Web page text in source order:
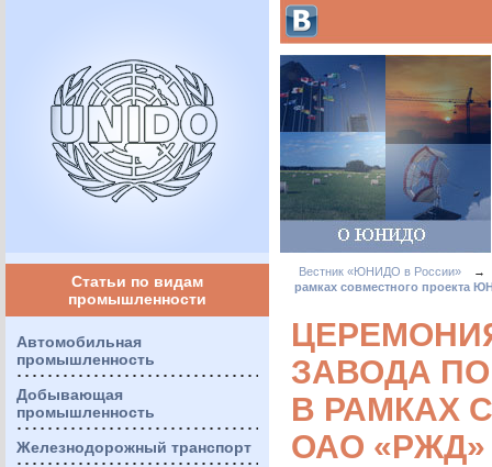
Статьи по видам
промышленности
Автомобильная
промышленность
Добывающая
промышленность
Железнодорожный транспорт
Вестник «ЮНИДО в России»
→
рамках совместного проекта
ЗАВОДА
В РАМКАХ
ОАО «РЖД»